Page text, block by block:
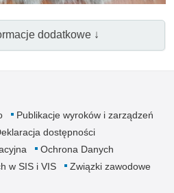
dodatkowe ↓
Publikacje wyroków i zarządzeń
dostępności
Ochrona Danych
w SIS i VIS
Związki zawodowe